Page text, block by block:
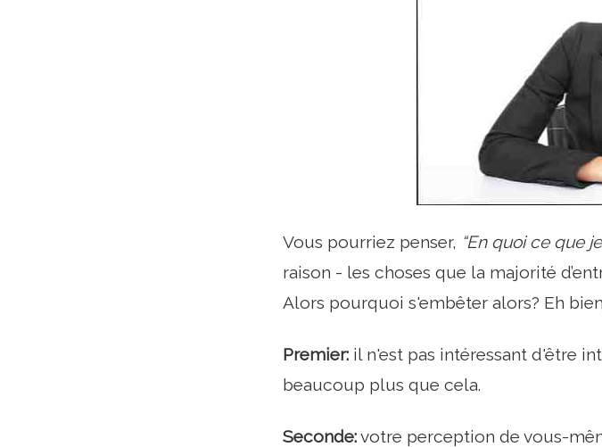
Vous pourriez penser, “En quoi ce que
raison - les choses que la majorité
Alors pourquoi s'embêter alors? Eh
Premier: il n'est pas intéressant d'être
beaucoup plus que cela.
Seconde:votre perception de vous-